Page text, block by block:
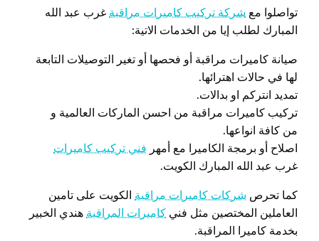
تواصلوا مع شركة تركيب كاميرات مراقبة غرب عبد الله
المبارك لطلب إيا من الخدمات الاتية:
صيانة كاميرات مراقبة أو فحصها أو تغير التوصيلات التابعة
لها في حالات اهترائها.
تمديد انتركم او بدالات.
تركيب كاميرات مراقبة من احسن الماركات العالمية و
من كافة انواعها.
اصلاح أو برمجة الكاميرا مع أمهر فني تركيب كاميرات
غرب عبد الله المبارك الكويت.
كما تحرص شركات كاميرات مراقبة الكويت على تامين
العاملين المختصين مثل فني كاميرات المراقبة هندي الخبير
بخدمة كاميرا المراقبة.